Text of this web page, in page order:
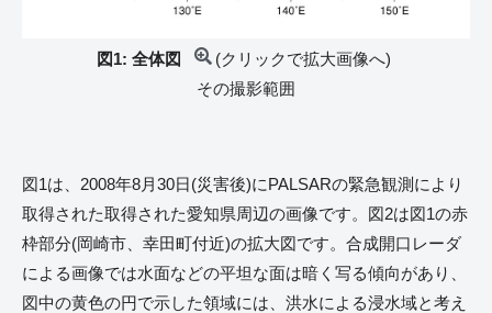
図1: 全体図
(クリックで拡大画像へ)
その撮影範囲
図1は、2008年8月30日(災害後)にPALSARの緊急観測により
取得された取得された愛知県周辺の画像です。図2は図1の赤
枠部分(岡崎市、幸田町付近)の拡大図です。合成開口レーダ
による画像では水面などの平坦な面は暗く写る傾向があり、
図中の黄色の円で示した領域には、洪水による浸水域と考え